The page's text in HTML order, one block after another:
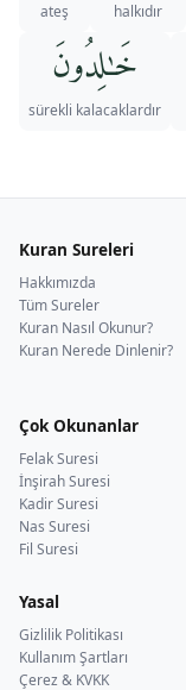
halkıdır
ateş
خَـٰلِدُونَ
sürekli kalacaklardır
Kuran Sureleri
Hakkımızda
Tüm Sureler
Kuran Nasıl Okunur?
Kuran Nerede Dinlenir?
Çok Okunanlar
Felak Suresi
İnşirah Suresi
Kadir Suresi
Nas Suresi
Fil Suresi
Yasal
Gizlilik Politikası
Kullanım Şartları
Çerez & KVKK